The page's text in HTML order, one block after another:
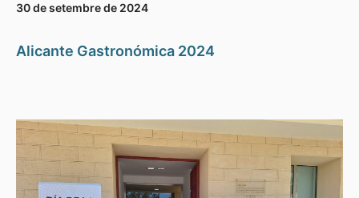
30 de setembre de 2024
Alicante Gastronómica 2024